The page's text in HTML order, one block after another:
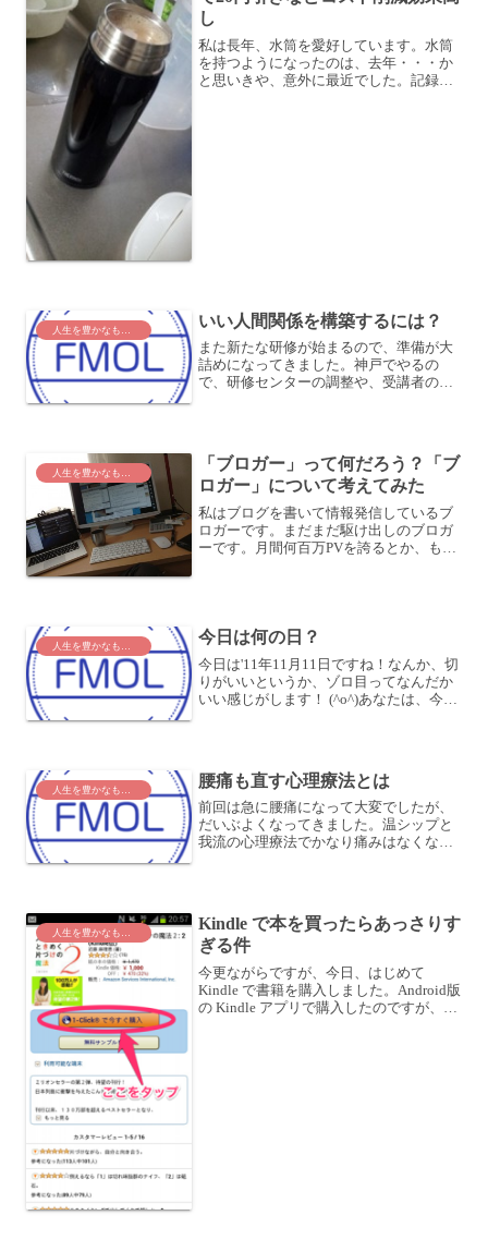
し
私は長年、水筒を愛好しています。水筒
を持つようになったのは、去年・・・か
と思いきや、意外に最近でした。記録で
いい人間関係を構築するには？
また新たな研修が始まるので、準備が大
詰めになってきました。神戸でやるの
で、研修センターの調整や、受講者の喫
修は事前課題を見る...
人生を豊かなものに
「ブロガー」って何だろう？「ブ
ロガー」について考えてみた
私はブログを書いて情報発信しているブ
ロガーです。まだまだ駆け出しのブロガ
ーです。月間何百万PVを誇るとか、もの
人生を豊かなものに 今日は何の日？
今日は'11年11月11日ですね！なんか、切
りがいいというか、ゾロ目ってなんだか
いい感じがします！ (^o^)あなたは、今日
るでしょ...
腰痛も直す心理療法とは
前回は急に腰痛になって大変でしたが、
だいぶよくなってきました。温シップと
我流の心理療法でかなり痛みはなくな
ね。私自身と嫁さんにしか試...
人生を豊かなものに
Kindle で本を買ったらあっさりす
ぎる件
今更ながらですが、今日、はじめて
Kindle で書籍を購入しました。Android版
の Kindle アプリで購入したのですが、本